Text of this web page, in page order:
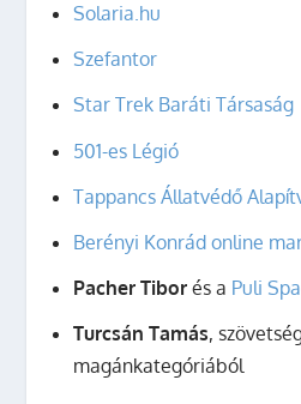
Solaria.hu
Szefantor
Star Trek Baráti Társaság
501-es Légió
Tappancs Állatvédő
Berényi Konrád online
Pacher Tiborés a Puli
Turcsán Tamás,
magánkategóriából